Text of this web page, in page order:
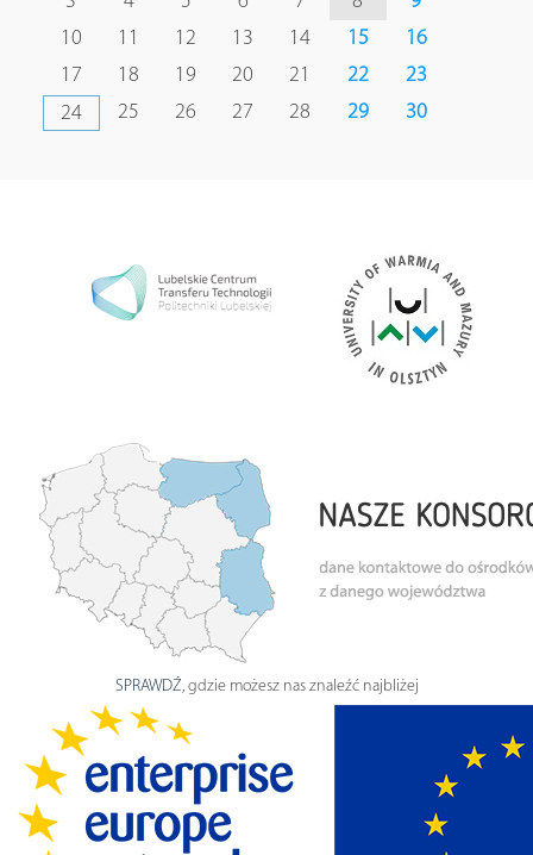
10
11 12 13 14 15
16
17
18 19 20 21 22
23
24
25 26 27 28 29 30
SPRAWDŹ, gdzie możesz nas znaleźć najbliżej